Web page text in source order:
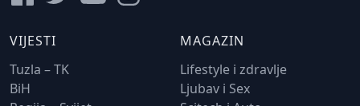
VIJESTI
Tuzla – TK
BiH
MAGAZIN
Lifestyle i zdravlje
Ljubav i Sex